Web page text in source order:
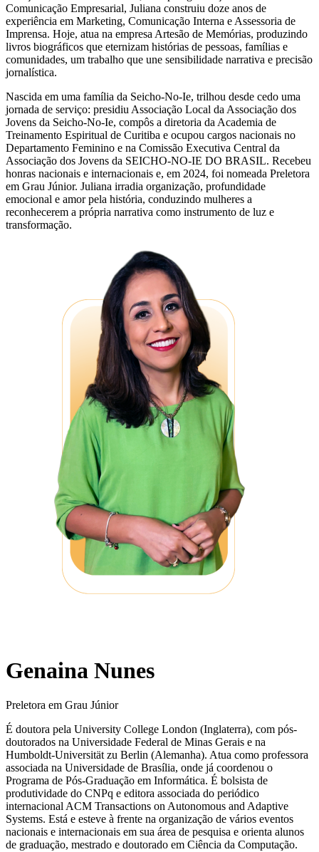
Comunicação Empresarial, Juliana construiu doze anos de
experiência em Marketing, Comunicação Interna e Assessoria de
Imprensa. Hoje, atua na empresa Artesão de Memórias, produzindo
livros biográficos que eternizam histórias de pessoas, famílias e
comunidades, um trabalho que une sensibilidade narrativa e precisão
jornalística.
Nascida em uma família da Seicho-No-Ie, trilhou desde cedo uma
jornada de serviço: presidiu Associação Local da Associação dos
Jovens da Seicho-No-Ie, compôs a diretoria da Academia de
Treinamento Espiritual de Curitiba e ocupou cargos nacionais no
Departamento Feminino e na Comissão Executiva Central da
Associação dos Jovens da SEICHO-NO-IE DO BRASIL. Recebeu
honras nacionais e internacionais e, em 2024, foi nomeada Preletora
em Grau Júnior. Juliana irradia organização, profundidade
emocional e amor pela história, conduzindo mulheres a
reconhecerem a própria narrativa como instrumento de luz e
transformação.
Genaina Nunes
Preletora em Grau Júnior
É doutora pela University College London (Inglaterra), com pós-
doutorados na Universidade Federal de Minas Gerais e na
Humboldt-Universität zu Berlin (Alemanha). Atua como professora
associada na Universidade de Brasília, onde já coordenou o
Programa de Pós-Graduação em Informática. É bolsista de
produtividade do CNPq e editora associada do periódico
internacional ACM Transactions on Autonomous and Adaptive
Systems. Está e esteve à frente na organização de vários eventos
nacionais e internacionais em sua área de pesquisa e orienta alunos
de graduação, mestrado e doutorado em Ciência da Computação.